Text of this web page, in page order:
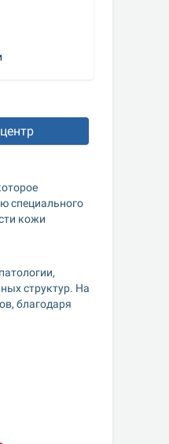
специального
кожи
структур. На
благодаря